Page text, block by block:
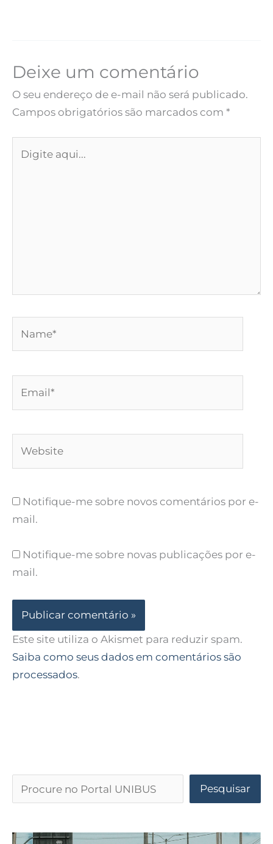
Deixe um comentário
O seu endereço de e-mail não será publicado.
Campos obrigatórios são marcados com *
aqui...
Notifique-me sobre novos comentários por e-
mail.
Notifique-me sobre novas publicações por e-
mail.
Este site utiliza o Akismet para reduzir spam.
Saiba como seus dados em comentários são
processados.
Pesquisar